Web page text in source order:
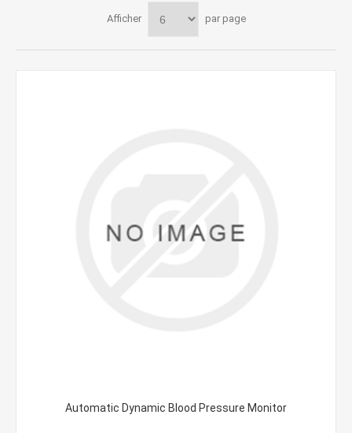
Afficher par page
Automatic Dynamic Blood Pressure Monitor